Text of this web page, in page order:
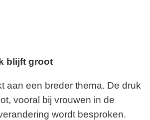
blijft groot
aan een breder thema. De druk
vooral bij vrouwen in de
wordt besproken.